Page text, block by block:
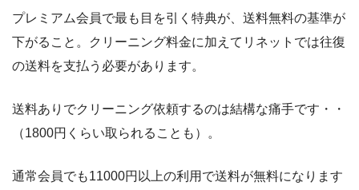
プレミアム会員で最も目を引く特典が、送料無料の基準が
下がること。クリーニング料金に加えてリネットでは往復
の送料を支払う必要があります。
送料ありでクリーニング依頼するのは結構な痛手です・・
（1800円くらい取られることも）。
通常会員でも11000円以上の利用で送料が無料になります